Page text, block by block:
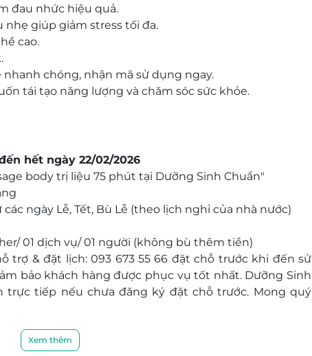
đau nhức hiệu quả.
giúp giảm stress tối đa.
cao.
chóng, nhận mã sử dụng ngay.
tái tạo năng lượng và chăm sóc sức khỏe.
hết ngày 22/02/2026
body trị liệu 75 phút tại Dưỡng Sinh Chuẩn"
ngày Lễ, Tết, Bù Lễ (theo lịch nghỉ của nhà nước)
01 dịch vụ/ 01 người (không bù thêm tiền)
trợ & đặt lịch: 093 673 55 66 đặt chỗ trước khi đến sử
bảo khách hàng được phục vụ tốt nhất. Dưỡng Sinh
trực tiếp nếu chưa đăng ký đặt chỗ trước. Mong quý
Xem thêm